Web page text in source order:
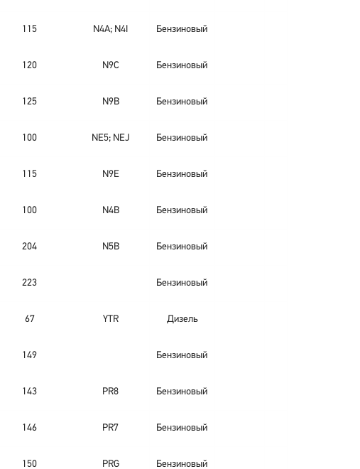
115 N4A; N4I Бензиновый
120 N9C Бензиновый
125 N9B Бензиновый
100 NE5; NEJ Бензиновый
115 N9E Бензиновый
100 N4B Бензиновый
204 N5B Бензиновый
223 Бензиновый
67 YTR Дизель
149 Бензиновый
143 PR8 Бензиновый
146 PR7 Бензиновый
150 PRG Бензиновый